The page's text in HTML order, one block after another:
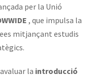
per la Unió
, que impulsa la
mitjançant estudis
la introducció